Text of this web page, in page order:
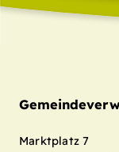
Marktplatz 7